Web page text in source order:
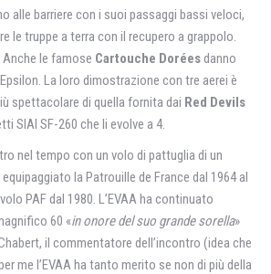
alle barriere con i suoi passaggi bassi veloci,
le truppe a terra con il recupero a grappolo.
le famose Cartouche Doréesdanno
La loro dimostrazione con tre aerei è
spettacolare di quella fornita dai Red Devils
SIAI SF-260 che li evolve a 4.
nel tempo con un volo di pattuglia di un
la Patrouille de France dal 1964 al
PAF dal 1980. L’EVAA ha continuato
60 «in onore del suo grande sorella»
il commentatore dell’incontro (idea che
me l’EVAA ha tanto merito se non di più della